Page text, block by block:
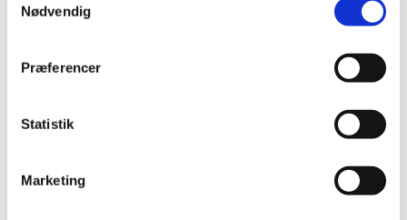
Nødvendig
Præferencer
Statistik
Marketing
CaMaRose Økologisk Hverdagsuld i 100% økologiske
Økologisk Hverdagsuld 27 Mint
Grøn